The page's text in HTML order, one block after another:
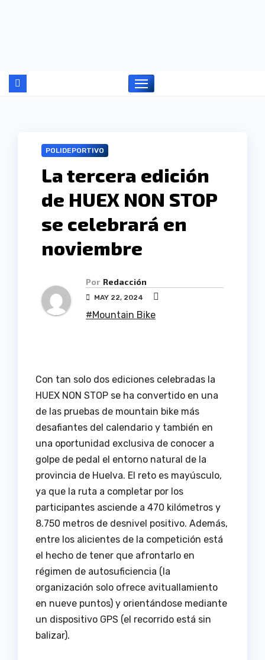
POLIDEPORTIVO
La tercera edición
de HUEX NON STOP
se celebrará en
noviembre
Por Redacción
MAY 22, 2024
#Mountain Bike
Con tan solo dos ediciones celebradas la
HUEX NON STOP se ha convertido en una
de las pruebas de mountain bike más
desafiantes del calendario y también en
una oportunidad exclusiva de conocer a
golpe de pedal el entorno natural de la
provincia de Huelva. El reto es mayúsculo,
ya que la ruta a completar por los
participantes asciende a 470 kilómetros y
8.750 metros de desnivel positivo. Además,
entre los alicientes de la competición está
el hecho de tener que afrontarlo en
régimen de autosuficiencia (la
organización solo ofrece avituallamiento
en nueve puntos) y orientándose mediante
un dispositivo GPS (el recorrido está sin
balizar).